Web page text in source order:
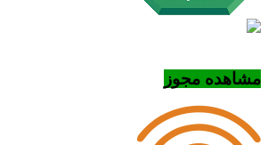
مشاهده مجوز